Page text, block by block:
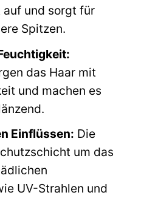
und sorgt für
Spitzen.
das Haar mit
und machen es
Einflüssen: Die
um das
UV-Strahlen und